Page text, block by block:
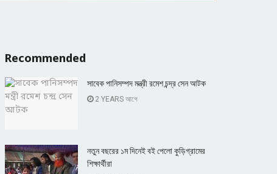
Recommended
সাবেক পানিসম্পদ মন্ত্রী রমেশ চন্দ্র সেন আটক
2 YEARS আগে
নতুন বছরের ১ম দিনেই বই পেলো কুড়িগ্রামের
শিক্ষার্থীরা